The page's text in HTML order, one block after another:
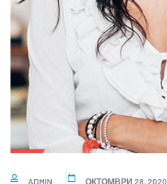
ADMIN ОКТОМВРИ 28, 2020